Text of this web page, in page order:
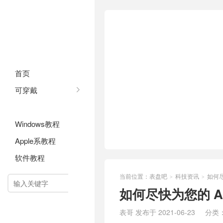
首页
可穿戴
Windows教程
Apple系教程
软件教程
当前位置： 表盘吧 > 科技资讯 > 如何
如何尽快为您的
表哥 发布于 2021-06-23 分类